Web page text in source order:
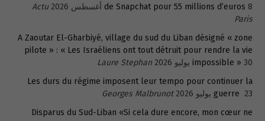
de Snapchat pour 55 millions d’euros 8 أغسطس 2026
Actu
Paris
A Zaoutar El-Gharbiyé, village du sud du Liban désigné « zone
pilote » : « Les Israéliens ont tout détruit pour rendre la vie
impossible » 30 يوليو 2026
Laure Stephan
Les durs du régime imposent leur tempo pour continuer la
guerre 23 يوليو 2026
Georges Malbrunot
Disparus du Sud-Liban «Si cela dure encore, mon cœur ne